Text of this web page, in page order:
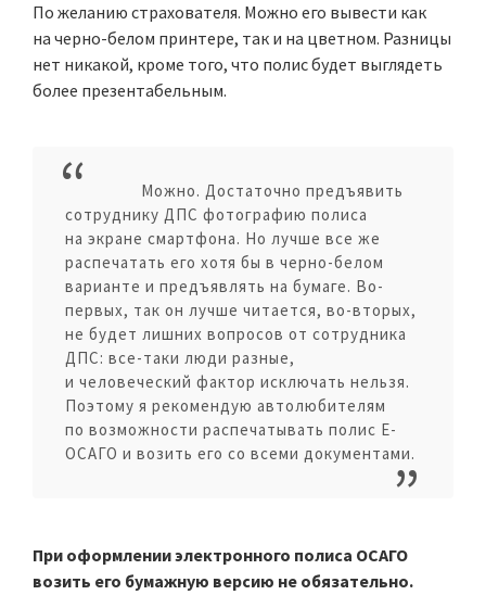
По желанию страхователя. Можно его вывести как
на черно-белом принтере, так и на цветном. Разницы
нет никакой, кроме того, что полис будет выглядеть
более презентабельным.
Можно. Достаточно предъявить
сотруднику ДПС фотографию полиса
на экране смартфона. Но лучше все же
распечатать его хотя бы в черно-белом
варианте и предъявлять на бумаге. Во-
первых, так он лучше читается, во-вторых,
не будет лишних вопросов от сотрудника
ДПС: все-таки люди разные,
и человеческий фактор исключать нельзя.
Поэтому я рекомендую автолюбителям
по возможности распечатывать полис Е-
ОСАГО и возить его со всеми документами.
При оформлении электронного полиса ОСАГО
возить его бумажную версию не обязательно.